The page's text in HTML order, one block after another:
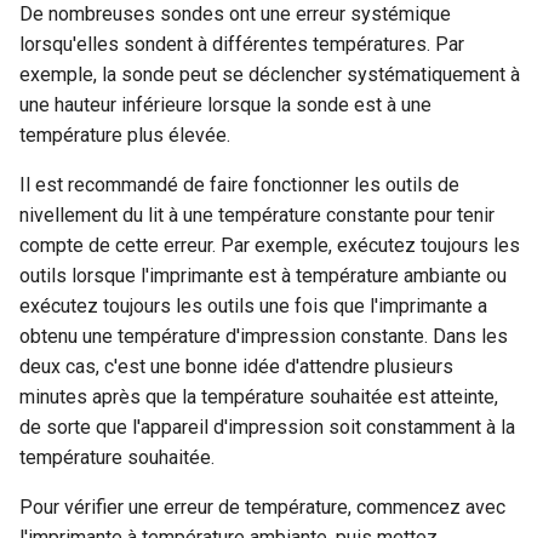
De nombreuses sondes ont une erreur systémique
lorsqu'elles sondent à différentes températures. Par
exemple, la sonde peut se déclencher systématiquement à
une hauteur inférieure lorsque la sonde est à une
température plus élevée.
Il est recommandé de faire fonctionner les outils de
nivellement du lit à une température constante pour tenir
compte de cette erreur. Par exemple, exécutez toujours les
outils lorsque l'imprimante est à température ambiante ou
exécutez toujours les outils une fois que l'imprimante a
obtenu une température d'impression constante. Dans les
deux cas, c'est une bonne idée d'attendre plusieurs
minutes après que la température souhaitée est atteinte,
de sorte que l'appareil d'impression soit constamment à la
température souhaitée.
Pour vérifier une erreur de température, commencez avec